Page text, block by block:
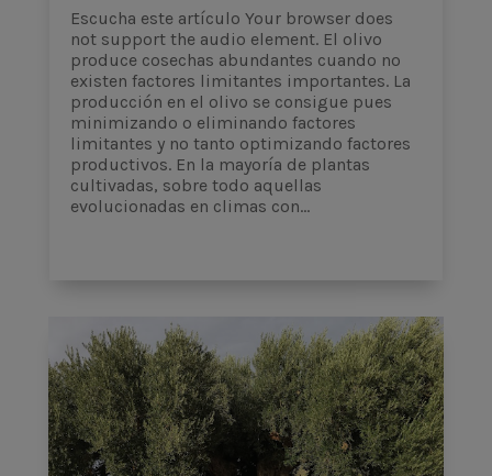
Escucha este artículo Your browser does
not support the audio element. El olivo
produce cosechas abundantes cuando no
existen factores limitantes importantes. La
producción en el olivo se consigue pues
minimizando o eliminando factores
limitantes y no tanto optimizando factores
productivos. En la mayoría de plantas
cultivadas, sobre todo aquellas
evolucionadas en climas con...